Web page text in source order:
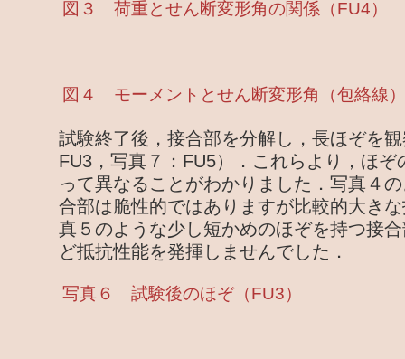
図３ 荷重とせん断変形角の関係（FU4）
図４ モーメントとせん断変形角（包絡線）
試験終了後，接合部を分解し，長ほぞを
FU3，写真７：FU5）．これらより，ほ
って異なることがわかりました．写真４
合部は脆性的ではありますが比較的大き
真５のような少し短かめのほぞを持つ接
ど抵抗性能を発揮しませんでした．
写真６ 試験後のほぞ（FU3）